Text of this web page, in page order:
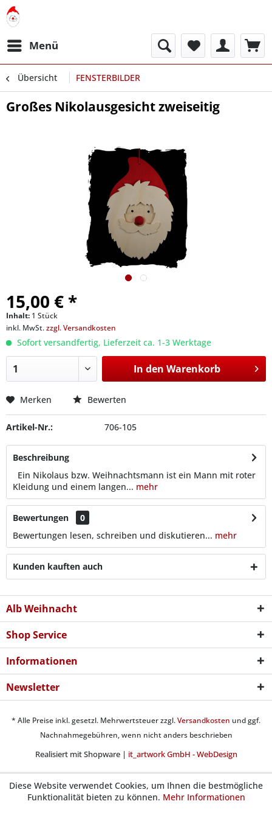
Menü
Übersicht FENSTERBILDER
Großes Nikolausgesicht zweiseitig
15,00 € *
Inhalt: 1 Stück
inkl. MwSt.zzgl. Versandkosten
Sofort versandfertig, Lieferzeit ca. 1-3 Werktage
In den Warenkorb
Merken Bewerten
Artikel-Nr.: 706-105
Beschreibung
Ein Nikolaus bzw. Weihnachtsmann ist ein Mann mit roter
Kleidung und einem langen... mehr
Bewertungen
0
Bewertungen lesen, schreiben und diskutieren... mehr
Kunden kauften auch
Alb Weihnacht
Shop Service
Informationen
Newsletter
* Alle Preise inkl. gesetzl. Mehrwertsteuer zzgl.Versandkosten und ggf.
Nachnahmegebühren, wenn nicht anders beschrieben
Realisiert mit Shopware | it_artwork GmbH - WebDesign
Diese Website verwendet Cookies, um Ihnen die bestmögliche
Funktionalität bieten zu können. Mehr Informationen